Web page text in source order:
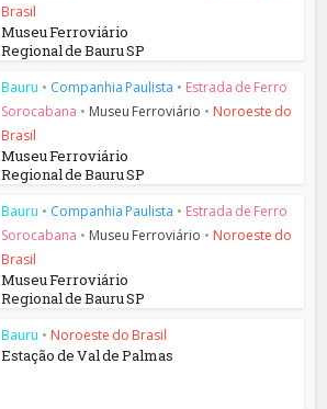
Brasil
Museu Ferroviário
Regional de Bauru SP
Bauru • Companhia Paulista • Estrada de Ferro
Sorocabana • Museu Ferroviário • Noroeste do
Brasil
Museu Ferroviário
Regional de Bauru SP
Bauru • Companhia Paulista • Estrada de Ferro
Sorocabana • Museu Ferroviário • Noroeste do
Brasil
Museu Ferroviário
Regional de Bauru SP
Bauru • Noroeste do Brasil
Estação de Val de Palmas